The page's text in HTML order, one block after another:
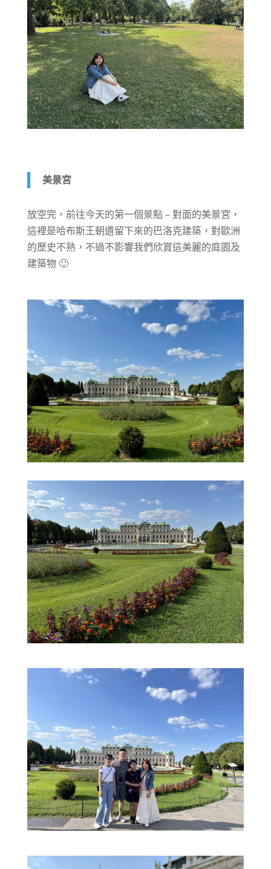
美景宮
放空完，前往今天的第一個景點 – 對面的美景宮，
這裡是哈布斯王朝遺留下來的巴洛克建築，對歐洲
的歷史不熟，不過不影響我們欣賞這美麗的庭園及
建築物 🙂